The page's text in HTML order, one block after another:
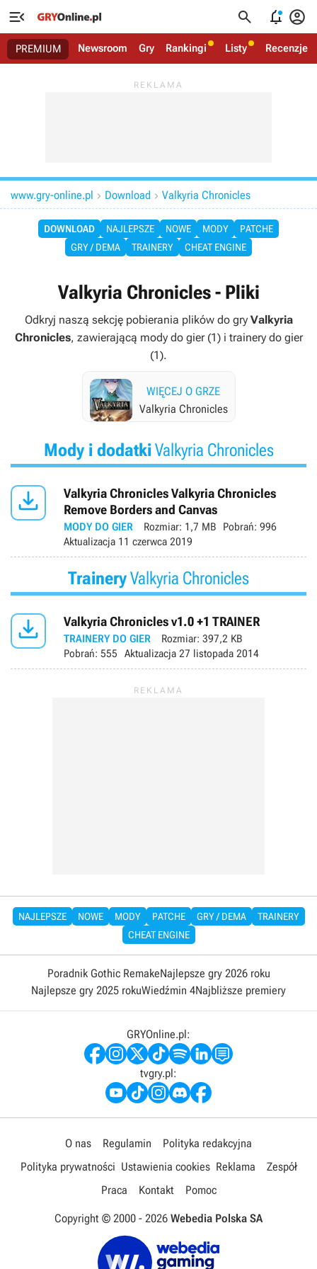
   
PREMIUM Newsroom Gry Rankingi Listy Recenzje
www.gry-online.pl  Download  Valkyria Chronicles
DOWNLOAD NAJLEPSZE NOWE MODY
PATCHE
GRY / DEMA
TRAINERY CHEAT ENGINE
Valkyria Chronicles - Pliki
Odkryj naszą sekcję pobierania plików do gry Valkyria
Chronicles, zawierającą mody do gier (1) i trainery do gier
(1).
WIĘCEJ O GRZE
Valkyria Chronicles
Mody i dodatkiValkyria Chronicles

Valkyria Chronicles Valkyria Chronicles
Remove Borders and Canvas
MODY DO GIER Rozmiar: 1,7 MB Pobrań: 996
Aktualizacja 11 czerwca 2019
TraineryValkyria Chronicles
 Valkyria Chronicles v1.0 +1 TRAINER
TRAINERY DO GIER Rozmiar: 397,2 KB
Pobrań: 555 Aktualizacja 27 listopada 2014
NAJLEPSZE NOWE MODY PATCHE GRY / DEMA
TRAINERY
CHEAT ENGINE
Poradnik Gothic RemakeNajlepsze gry 2026 roku
Najlepsze gry 2025 rokuWiedźmin 4Najbliższe premiery
GRYOnline.pl:
tvgry.pl:
O nas Regulamin
Polityka redakcyjna
Polityka prywatności Ustawienia cookies Reklama
Zespół
Praca
Kontakt Pomoc
Copyright © 2000 - 2026 Webedia Polska SA